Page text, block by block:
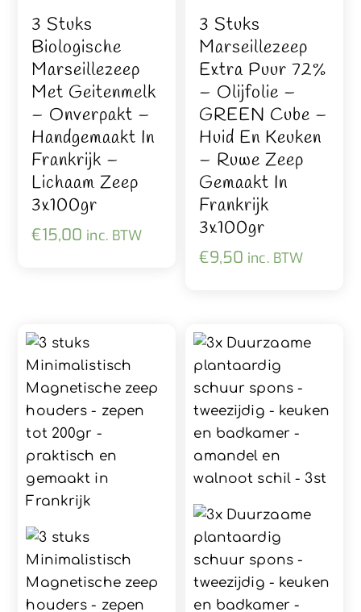
3 Stuks
Biologische
Marseillezeep
Met Geitenmelk
– Onverpakt –
Handgemaakt In
Frankrijk –
Lichaam Zeep
3x100gr
€15,00 inc. BTW
3 Stuks
Marseillezeep
Extra Puur 72%
– Olijfolie –
GREEN Cube –
Huid En Keuken
– Ruwe Zeep
Gemaakt In
Frankrijk
3x100gr
€9,50 inc. BTW